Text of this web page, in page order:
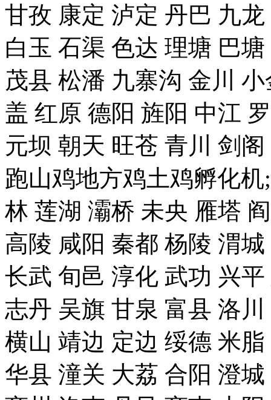
甘孜 康定 泸定 丹巴 九
白玉 石渠 色达 理塘 巴
茂县 松潘 九寨沟 金川
盖 红原 德阳 旌阳 中江
元坝 朝天 旺苍 青川 剑
跑山鸡地方鸡土鸡孵化机
林 莲湖 灞桥 未央 雁塔
高陵 咸阳 秦都 杨陵 渭
长武 旬邑 淳化 武功 兴
志丹 吴旗 甘泉 富县 洛
横山 靖边 定边 绥德 米
华县 潼关 大荔 合阳 澄